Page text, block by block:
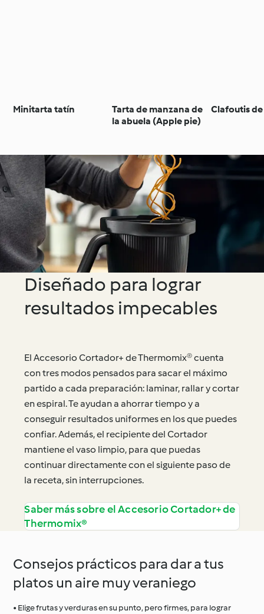
Minitarta tatín
Tarta de manzana de
la abuela (Apple pie)
Clafoutis
Diseñado para lograr
resultados impecables
El Accesorio Cortador+ de Thermomix® cuenta
con tres modos pensados para sacar el máximo
partido a cada preparación: laminar, rallar y cortar
en espiral. Te ayudan a ahorrar tiempo y a
conseguir resultados uniformes en los que puedes
confiar. Además, el recipiente del Cortador
mantiene el vaso limpio, para que puedas
continuar directamente con el siguiente paso de
la receta, sin interrupciones.
Saber más sobre el Accesorio Cortador+ de
Thermomix®
Consejos prácticos para dar a tus
platos un aire muy veraniego
• Elige frutas y verduras en su punto, pero firmes, para lograr